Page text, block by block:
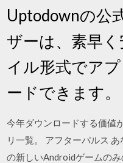
Uptodownの公
ザーは、素早
イル形式でア
ードできます。
今年ダウンロードする価値
リ一覧。 アフターパルス
の新しいAndroidゲームの